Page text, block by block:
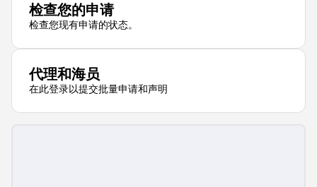
检查您的申请
检查您现有申请的状态。
代理和海员
在此登录以提交批量申请和声明